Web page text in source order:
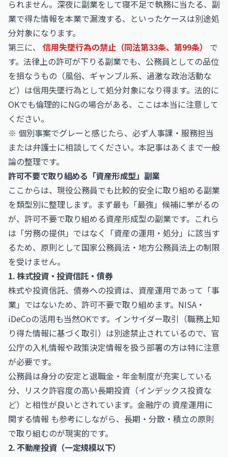
られません。深夜に副業をして寝不足で執務に当たる、副
業で得た情報を本業で漏洩する、といったケースは別途処
分対象になります。
第三に、 信用失墜行為の禁止（同法第33条、第99条）
で
す。法律上の許可が下りる副業でも、公務員としての品位
を損なうもの（風俗、ギャンブル系、過激な政治活動な
ど）は信用失墜行為として処分対象になり得ます。法的に
OKでも倫理的にNGの場合がある、ここは本当に注意して
ください。
※ 個別事案でグレーと感じたら、必ず人事課・服務担当
または弁護士に相談してください。本記事はあくまで一般
論の整理です。
許可不要で取り組める「資産形成型」副業
ここからは、現役公務員でも比較的安全に取り組める副業
を類型別に整理します。まず最も「最強」候補に挙がるの
が、許可不要で取り組める資産形成型の副業です。これら
は「労務の提供」ではなく「資産の運用・処分」に該当す
るため、原則として国家公務員法・地方公務員法上の制限
を受けません。
1. 株式投資・投資信託・債券
株式や投資信託、債券への投資は、資産運用であって「事
業」ではないため、許可不要で取り組めます。NISA・
iDeCoの活用も当然OKです。インサイダー取引（職務上知
り得た情報に基づく取引）は別途禁止されているので、官
公庁の入札情報や政策決定情報を扱う部署の方は特に注意
が必要です。
公務員は身分の安定と退職金・年金制度が充実している
分、リスク許容度の高い長期投資（インデックス投資な
ど）と相性が良いとされています。金融庁の 資産運用に
関する情報 も参考にしながら、長期・分散・積立の原則
で取り組むのが現実的です。
2. 不動産投資（一定規模以下）